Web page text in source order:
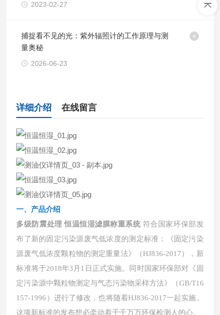
2023-02-27
捕捉看不见的光：紫外辐照计的工作原理与测
量奥秘
2026-06-23
详细介绍 在线留言
一、产品介绍
多级防震处理 恒温恒湿滤膜称重系统 符合国家环保部发
布了新的固定污染源废气低浓度的测定标准：《固定污染
源废气低浓度颗粒物的测定重量法》（HJ836-2017），新
标准将于2018年3月1日正式实施。同时国家环保部对《固
定污染源中颗粒物测定与气态污染物采样方法》（GB/T16
157-1996）进行了修改，也将随着HJ836-2017一起实施。
这项新标准的发布想必牵动着千千万万环保检测人的心。